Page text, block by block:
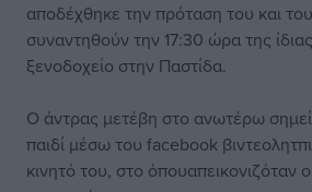
αποδέχθηκε την πρόταση του και
συναντηθούν την 17:30 ώρα της
ξενοδοχείο στην Παστίδα.
Ο άντρας μετέβη στο ανωτέρω
παιδί μέσω του facebook
κινητό του, στο όπουαπεικονιζόταν